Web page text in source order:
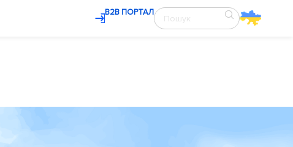
В2В ПОРТАЛ